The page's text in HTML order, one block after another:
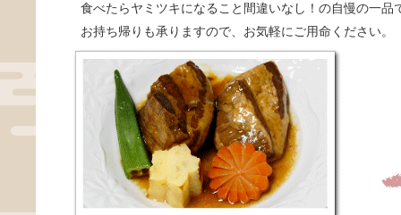
食べたらヤミツキになること間違いなし！の自慢の一品
お持ち帰りも承りますので、お気軽にご用命ください。